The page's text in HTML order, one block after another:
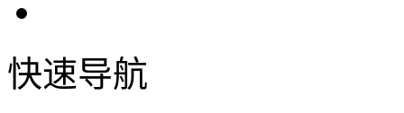
快速导航